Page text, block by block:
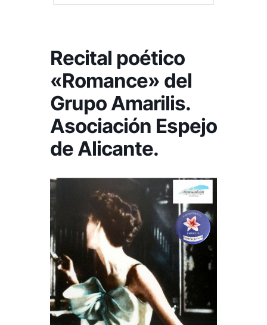
Recital poético
«Romance» del
Grupo Amarilis.
Asociación Espejo
de Alicante.